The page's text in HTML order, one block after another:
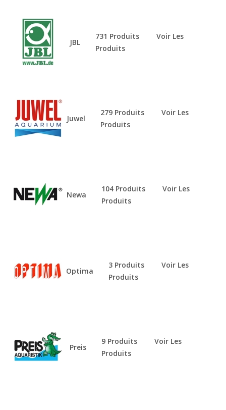
JBL
731 Produits
Voir Les
Produits
Juwel
279 Produits
Voir Les
Produits
Newa
104 Produits
Voir Les
Produits
Optima
3 Produits
Voir Les
Produits
Preis
9 Produits
Voir Les
Produits